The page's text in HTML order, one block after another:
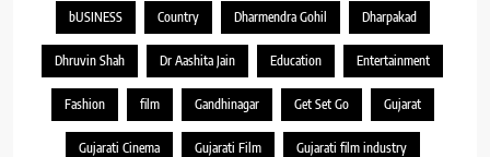
bUSINESS Country Dharmendra Gohil Dharpakad
Dhruvin Shah Dr Aashita Jain Education Entertainment
Fashion film Gandhinagar Get Set Go Gujarat
Gujarati Cinema Gujarati Film Gujarati film industry